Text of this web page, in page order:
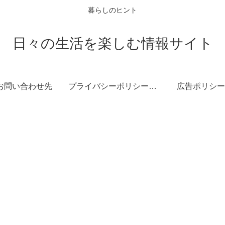
暮らしのヒント
日々の生活を楽しむ情報サイト
問い合わせ先 プライバシーポリシー・免責事項 広告ポリシー